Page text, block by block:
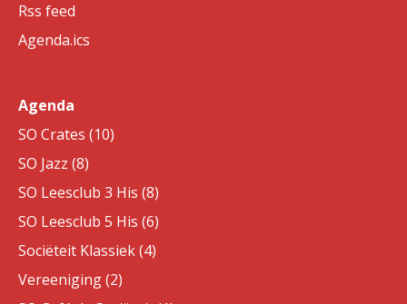
Rss feed
Agenda.ics
Agenda
SO Crates (10)
SO Jazz (8)
SO Leesclub 3 His (8)
SO Leesclub 5 His (6)
Sociëteit Klassiek (4)
Vereeniging (2)